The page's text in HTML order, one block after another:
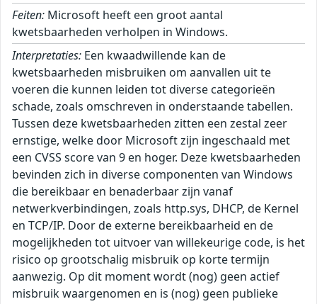
Feiten: Microsoft heeft een groot aantal
kwetsbaarheden verholpen in Windows.
Interpretaties: Een kwaadwillende kan de kwetsbaarheden misbruiken om aanvallen uit te voeren die kunnen leiden tot diverse categorieën schade, zoals omschreven in onderstaande tabellen. Tussen deze kwetsbaarheden zitten een zestal zeer ernstige, welke door Microsoft zijn ingeschaald met een CVSS score van 9 en hoger. Deze kwetsbaarheden bevinden zich in diverse componenten van Windows die bereikbaar en benaderbaar zijn vanaf netwerkverbindingen, zoals http.sys, DHCP, de Kernel en TCP/IP. Door de externe bereikbaarheid en de mogelijkheden tot uitvoer van willekeurige code, is het risico op grootschalig misbruik op korte termijn aanwezig. Op dit moment wordt (nog) geen actief misbruik waargenomen en is (nog) geen publieke Proof-of-Concept (PoC) of exploit bekend, maar het NCSC verwacht deze wel op korte termijn en adviseert daarom deze updates met spoed in te zetten. ``` Windows TCP/IP: |----------------|------|-------------------------------------| | CVE-ID | CVSS | Impact | |----------------|------|-------------------------------------| | CVE-2026-42904 | 9.60 | Verkrijgen van verhoogde rechten | | CVE-2026-42915 | 5.70 | Denial-of-Service | |----------------|------|-------------------------------------| Windows BitLocker: |----------------|------|-------------------------------------| | CVE-ID | CVSS | Impact | |----------------|------|-------------------------------------| | CVE-2026-45655 | 5.30 | Omzeilen van beveiligingsmaatregel | | CVE-2026-45658 | 7.80 | Omzeilen van beveiligingsmaatregel | | CVE-2026-50507 | 6.80 | Omzeilen van beveiligingsmaatregel | |----------------|------|-------------------------------------| Windows Mark of the Web (MOTW): |----------------|------|-------------------------------------| | CVE-ID | CVSS | Impact | |----------------|------|-------------------------------------| | CVE-2026-45595 | 5.40 | Omzeilen van beveiligingsmaatregel | |----------------|------|-------------------------------------| Windows Win32K - GRFX: |----------------|------|-------------------------------------| | CVE-ID | CVSS | Impact | |----------------|------|-------------------------------------| | CVE-2026-44803 | 7.80 | Uitvoeren van willekeurige code | | CVE-2026-44812 | 7.80 | Uitvoeren van willekeurige code | |----------------|------|-------------------------------------| Windows Push Notifications: |----------------|------|-------------------------------------| | CVE-ID | CVSS | Impact | |----------------|------|-------------------------------------| | CVE-2026-42969 | 5.50 | Toegang tot gevoelige gegevens | | CVE-2026-42971 | 5.50 | Toegang tot gevoelige gegevens | | CVE-2026-42970 | 5.50 | Toegang tot gevoelige gegevens | | CVE-2026-42973 | 5.50 | Toegang tot gevoelige gegevens | | CVE-2026-42978 | 7.80 | Verkrijgen van verhoogde rechten | | CVE-2026-42977 | 7.80 | Verkrijgen van verhoogde rechten | | CVE-2026-42979 | 7.80 | Verkrijgen van verhoogde rechten | | CVE-2026-42991 | 7.80 | Verkrijgen van verhoogde rechten | |----------------|------|-------------------------------------| Microsoft Windows DNS: |----------------|------|-------------------------------------| | CVE-ID | CVSS | Impact | |----------------|------|-------------------------------------| | CVE-2026-41108 | 7.00 | Verkrijgen van verhoogde rechten | |----------------|------|-------------------------------------| Windows Bluetooth Port Driver: |----------------|------|-------------------------------------| | CVE-ID | CVSS | Impact | |----------------|------|-------------------------------------| | CVE-2026-45640 | 7.00 | Verkrijgen van verhoogde rechten | |----------------|------|-------------------------------------| Windows Ancillary Function Driver for WinSock: |----------------|------|-------------------------------------| | CVE-ID | CVSS | Impact | |----------------|------|-------------------------------------| | CVE-2026-34335 | 7.00 | Verkrijgen van verhoogde rechten | | CVE-2026-45601 | 7.00 | Verkrijgen van verhoogde rechten | | CVE-2026-45598 | 7.00 | Verkrijgen van verhoogde rechten | | CVE-2026-45596 | 7.00 | Verkrijgen van verhoogde rechten | | CVE-2026-45638 | 7.80 | Verkrijgen van verhoogde rechten | | CVE-2026-45603 | 7.00 | Verkrijgen van verhoogde rechten | | CVE-2026-42911 | 7.00 | Verkrijgen van verhoogde rechten | |----------------|------|-------------------------------------| Function Discovery Service (fdwsd.dll): |----------------|------|-------------------------------------| | CVE-ID | CVSS | Impact | |----------------|------|-------------------------------------| | CVE-2026-42836 | 7.00 | Verkrijgen van verhoogde rechten | |----------------|------|-------------------------------------| Windows Kernel: |----------------|------|-------------------------------------| | CVE-ID | CVSS | Impact | |----------------|------|-------------------------------------| | CVE-2025-10263 | 9.30 | Verkrijgen van verhoogde rechten | | CVE-2026-45657 | 9.80 | Uitvoeren van willekeurige code | | CVE-2026-48583 | 7.80 | Verkrijgen van verhoogde rechten | | CVE-2026-45653 | 7.00 | Verkrijgen van verhoogde rechten | | CVE-2026-42984 | 7.00 | Verkrijgen van verhoogde rechten | |----------------|------|-------------------------------------| Windows Secure Boot: |----------------|------|-------------------------------------| | CVE-ID | CVSS | Impact | |----------------|------|-------------------------------------| | CVE-2026-45588 | 7.90 | Omzeilen van beveiligingsmaatregel | | CVE-2026-48568 | 7.90 | Omzeilen van beveiligingsmaatregel | | CVE-2026-48570 | 7.90 | Omzeilen van beveiligingsmaatregel | | CVE-2026-48573 | 7.90 | Omzeilen van beveiligingsmaatregel | | CVE-2026-48575 | 7.90 | Omzeilen van beveiligingsmaatregel | | CVE-2026-48576 | 7.90 | Omzeilen van beveiligingsmaatregel | | CVE-2026-48578 | 7.90 | Verkrijgen van verhoogde rechten | | CVE-2026-45654 | 7.90 | Omzeilen van beveiligingsmaatregel | |----------------|------|-------------------------------------| Remote Desktop Client: |----------------|------|-------------------------------------| | CVE-ID | CVSS | Impact | |----------------|------|-------------------------------------| | CVE-2026-47289 | 8.80 | Uitvoeren van willekeurige code | | CVE-2026-47653 | 8.80 | Uitvoeren van willekeurige code | | CVE-2026-47654 | 7.50 | Uitvoeren van willekeurige code | | CVE-2026-48563 | 7.50 | Uitvoeren van willekeurige code | | CVE-2026-42909 | 7.50 | Uitvoeren van willekeurige code | | CVE-2026-42913 | 7.50 | Uitvoeren van willekeurige code | | CVE-2026-42992 | 7.50 | Uitvoeren van willekeurige code | | CVE-2026-44799 | 7.50 | Uitvoeren van willekeurige code | | CVE-2026-44801 | 7.50 | Uitvoeren van willekeurige code | | CVE-2026-42985 | 8.80 | Uitvoeren van willekeurige code | | CVE-2026-42993 | 7.50 | Uitvoeren van willekeurige code | |----------------|------|-------------------------------------| Microsoft UxTheme Library (uxtheme.dll): |----------------|------|-------------------------------------| | CVE-ID | CVSS | Impact | |----------------|------|-------------------------------------| | CVE-2026-45606 | 5.50 | Denial-of-Service | |----------------|------|-------------------------------------| Windows Kernel-Mode Drivers: |----------------|------|-------------------------------------| | CVE-ID | CVSS | Impact | |----------------|------|-------------------------------------| | CVE-2026-45600 | 7.80 | Verkrijgen van verhoogde rechten | |----------------|------|-------------------------------------| Windows DHCP Client: |----------------|------|-------------------------------------| | CVE-ID | CVSS | Impact | |----------------|------|-------------------------------------| | CVE-2026-45608 | 6.80 | Toegang tot gevoelige gegevens | | CVE-2026-44815 | 9.80 | Uitvoeren van willekeurige code | |----------------|------|-------------------------------------| Universal Plug and Play (upnp.dll): |----------------|------|-------------------------------------| | CVE-ID | CVSS | Impact | |----------------|------|-------------------------------------| | CVE-2026-45599 | 8.10 | Uitvoeren van willekeurige code | | CVE-2026-45635 | 8.10 | Uitvoeren van willekeurige code | |----------------|------|-------------------------------------| Windows Bluetooth Service: |----------------|------|-------------------------------------| | CVE-ID | CVSS | Impact | |----------------|------|-------------------------------------| | CVE-2026-45605 | 7.80 | Verkrijgen van verhoogde rechten | |----------------|------|-------------------------------------| Windows UEFI: |----------------|------|-------------------------------------| | CVE-ID | CVSS | Impact | |----------------|------|-------------------------------------| | CVE-2026-45656 | 7.80 | Omzeilen van beveiligingsmaatregel | | CVE-2026-8863 | 7.80 | Omzeilen van beveiligingsmaatregel | |----------------|------|-------------------------------------| Windows Hotpatch Monitoring Service: |----------------|------|-------------------------------------| | CVE-ID | CVSS | Impact